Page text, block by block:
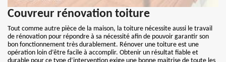
Couvreur rénovation toiture
Tout comme autre pièce de la maison, la toiture nécessite aussi le travail
de rénovation pour répondre à sa nécessité afin de pouvoir garantir son
bon fonctionnement très durablement. Rénover une toiture est une
opération loin d’être facile à accomplir. Obtenir un résultat fiable et